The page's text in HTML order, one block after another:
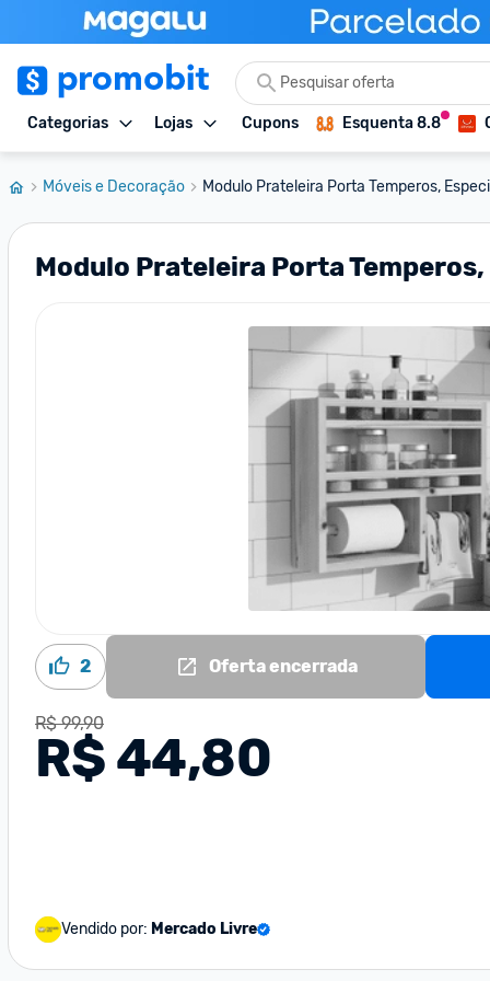
Categorias Lojas Cupons Esquenta 8.8
Móveis e Decoração Modulo Prateleira Porta Temperos,
Modulo Prateleira Porta
2 Oferta encerrada
R$ 99,90
R$ 44,80
Vendido por: Mercado Livre